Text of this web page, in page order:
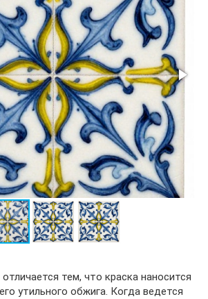
тем, что краска наносится
утильного обжига. Когда ведется